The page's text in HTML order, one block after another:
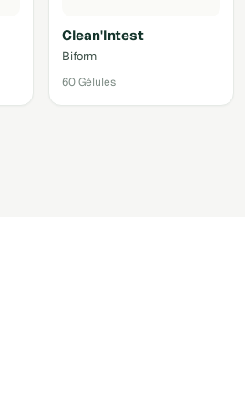
Clean'Intest
Biform
60 Gélules